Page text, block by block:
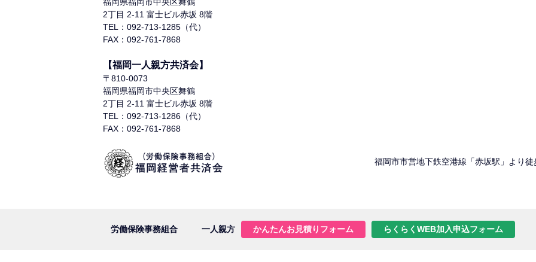
2丁目 2-11 富士ビル赤坂 8階
TEL：092-713-1285（代）
FAX：092-761-7868
【福岡一人親方共済会】
〒810-0073
福岡県福岡市中央区舞鶴
2丁目 2-11 富士ビル赤坂 8階
TEL：092-713-1286（代）
FAX：092-761-7868
福岡市市営地下鉄空港線「赤坂駅」より
労働保険事務組合 一人親方 かんたんお見積りフォーム らくらくWEB加入申込フォーム